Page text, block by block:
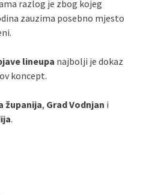
razlog je zbog kojeg
zauzima posebno mjesto
lineupa najbolji je dokaz
koncept.
županija, Grad Vodnjan i
.